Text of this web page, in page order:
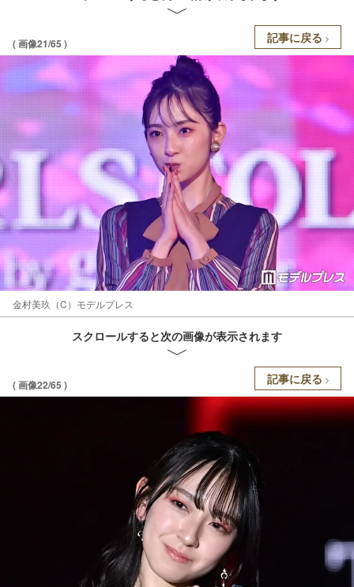
( 画像21/65 ) 記事に戻る
金村美玖（C）モデルプレス
スクロールすると次の画像が表示されます
( 画像22/65 ) 記事に戻る